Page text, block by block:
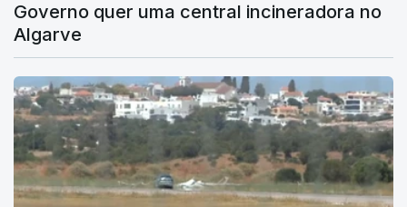
Governo quer uma central incineradora no
Algarve